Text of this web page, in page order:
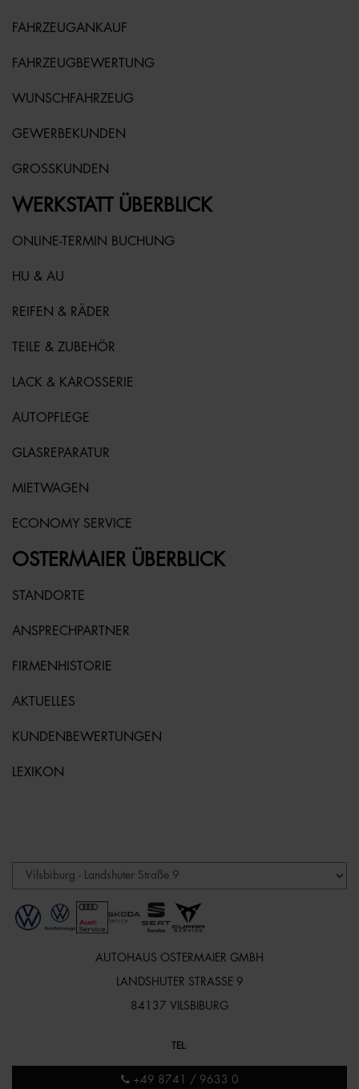
FAHRZEUGANKAUF
FAHRZEUGBEWERTUNG
WUNSCHFAHRZEUG
GEWERBEKUNDEN
GROSSKUNDEN
WERKSTATT ÜBERBLICK
ONLINE-TERMIN BUCHUNG
HU & AU
REIFEN & RÄDER
TEILE & ZUBEHÖR
LACK & KAROSSERIE
AUTOPFLEGE
GLASREPARATUR
MIETWAGEN
ECONOMY SERVICE
OSTERMAIER ÜBERBLICK
STANDORTE
ANSPRECHPARTNER
FIRMENHISTORIE
AKTUELLES
KUNDENBEWERTUNGEN
LEXIKON
AUTOHAUS OSTERMAIER GMBH
LANDSHUTER STRASSE 9
84137 VILSBIBURG
TEL :
+49 8741 / 9633 0